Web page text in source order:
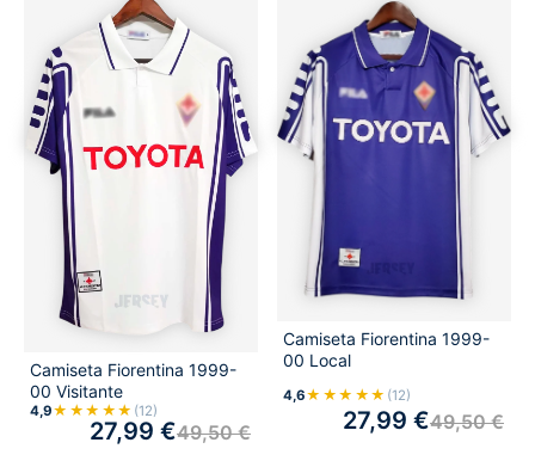
Camiseta Fiorentina 1999-
00 Visitante
4,9★★★★★ (12)
49,50€
27,99 €
Camiseta Fiorentina 1999-
00 Local
4,6★★★★★ (12)
49,50€
27,99 €